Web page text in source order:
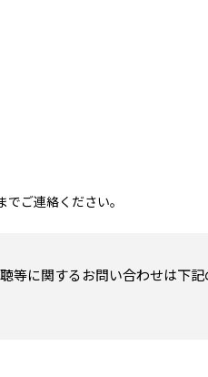
ご連絡ください。
等に関するお問い合わせは下